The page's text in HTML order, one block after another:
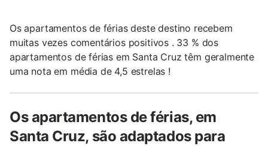
Os apartamentos de férias deste destino recebem
muitas vezes comentários positivos . 33 % dos
apartamentos de férias em Santa Cruz têm geralmente
uma nota em média de 4,5 estrelas !
Os apartamentos de férias, em
Santa Cruz, são adaptados para